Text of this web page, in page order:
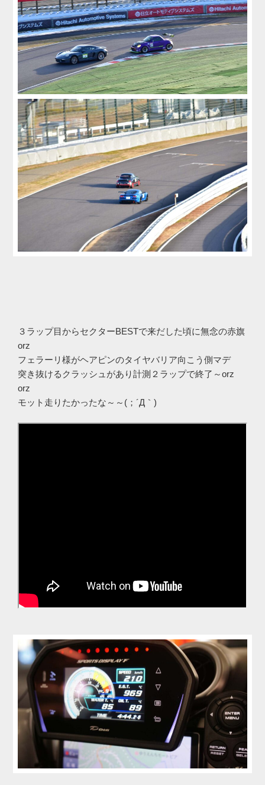
３ラップ目からセクターBESTで来だした頃に無念の赤旗
orz
フェラーリ様がヘアピンのタイヤバリア向こう側マデ
突き抜けるクラッシュがあり計測２ラップで終了～orz
orz
モット走りたかったな～～(；´Д｀)